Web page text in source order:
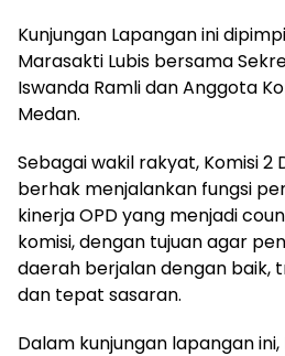
Kunjungan Lapangan ini
Marasakti Lubis bersama
Iswanda Ramli dan Anggota
Medan.
Sebagai wakil rakyat, Komisi 2
berhak menjalankan fungsi
kinerja OPD yang menjadi
komisi, dengan tujuan agar
daerah berjalan dengan baik,
dan tepat sasaran.
Dalam kunjungan lapangan ini,